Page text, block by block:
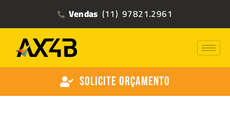
Vendas (11) 97821.2961
Solicite Orçamento